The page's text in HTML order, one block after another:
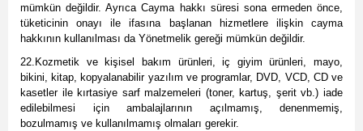
mümkün değildir. Ayrıca Cayma hakkı süresi sona ermeden önce,
tüketicinin onayı ile ifasına başlanan hizmetlere ilişkin cayma
hakkının kullanılması da Yönetmelik gereği mümkün değildir.
22.Kozmetik ve kişisel bakım ürünleri, iç giyim ürünleri, mayo,
bikini, kitap, kopyalanabilir yazılım ve programlar, DVD, VCD, CD ve
kasetler ile kırtasiye sarf malzemeleri (toner, kartuş, şerit vb.) iade
edilebilmesi için ambalajlarının açılmamış, denenmemiş,
bozulmamış ve kullanılmamış olmaları gerekir.